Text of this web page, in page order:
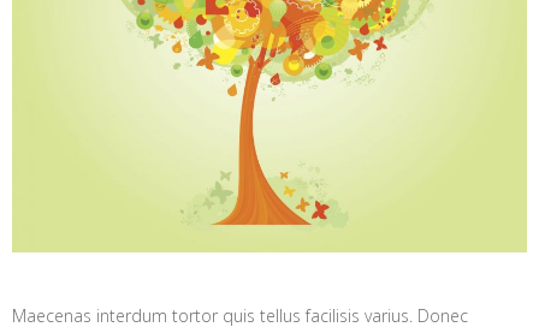
Maecenas interdum tortor quis tellus facilisis varius. Donec